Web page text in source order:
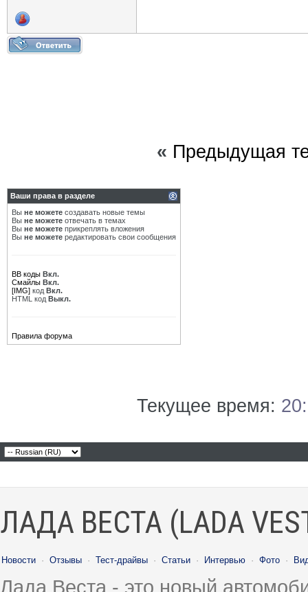
« Предыдущая
Ваши права в разделе
Вы не можете создавать новые темы
Вы не можете отвечать в темах
Вы не можете прикреплять вложения
Вы не можете редактировать свои сообщения
BB коды Вкл.
Смайлы Вкл.
[IMG] код Вкл.
HTML код Выкл.
Правила форума
Текущее время:
ЛАДА ВЕСТА (LADA
Новости · Отзывы · Тест-драйвы · Статьи · Интервью · Фото ·
Лада Веста - это новый